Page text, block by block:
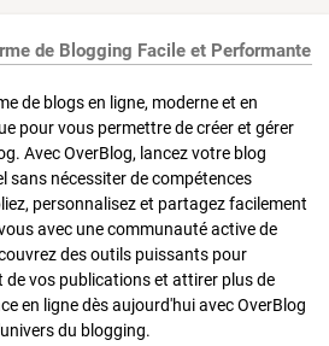
de Blogging Facile et Performante
de blogs en ligne, moderne et en
pour vous permettre de créer et gérer
Avec OverBlog, lancez votre blog
sans nécessiter de compétences
personnalisez et partagez facilement
avec une communauté active de
des outils puissants pour
de vos publications et attirer plus de
en ligne dès aujourd'hui avec OverBlog
du blogging.